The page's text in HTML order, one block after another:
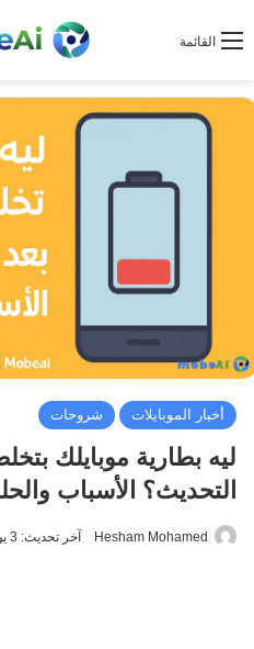
القائمة
أخبار الموبايلات شروحات
ليه بطارية موبايلك
التحديث؟ الأسباب
Hesham Mohamed آخر تحديث: 3 يوليو، 2025